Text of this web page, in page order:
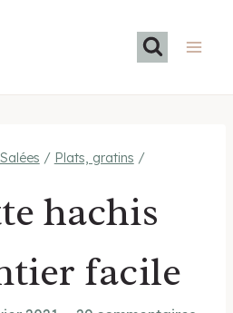
/ Plats, gratins /
hachis
facile